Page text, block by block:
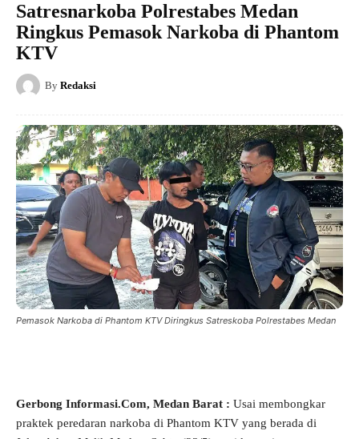
Satresnarkoba Polrestabes Medan
Ringkus Pemasok Narkoba di Phantom
KTV
By Redaksi
Pemasok Narkoba di Phantom KTV Diringkus Satreskoba Polrestabes Medan
Gerbong Informasi.Com, Medan Barat : Usai membongkar
praktek peredaran narkoba di Phantom KTV yang berada di